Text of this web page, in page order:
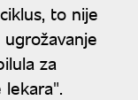
to nije
za